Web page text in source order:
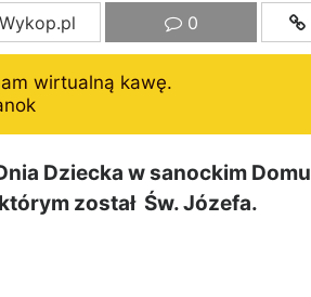
Wykop.pl 0
wirtualną kawę.
Dziecka w sanockim Domu
został Św. Józefa.